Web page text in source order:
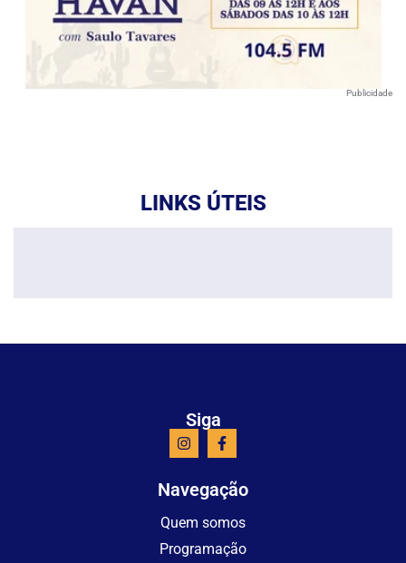
Publicidade
LINKS ÚTEIS
Siga
Navegação
Quem somos
Programação